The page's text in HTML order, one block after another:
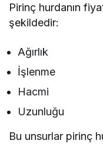
Pirinç hurdanın
şekildedir:
Ağırlık
İşlenme
Hacmi
Uzunluğu
Bu unsurlar pirinç